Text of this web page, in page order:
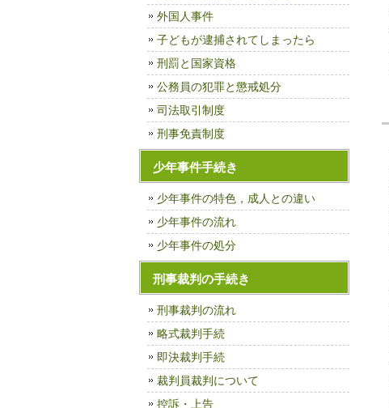
外国人事件
子どもが逮捕されてしまったら
刑罰と国家資格
公務員の犯罪と懲戒処分
司法取引制度
刑事免責制度
少年事件手続き
少年事件の特色，成人との違い
少年事件の流れ
少年事件の処分
刑事裁判の手続き
刑事裁判の流れ
略式裁判手続
即決裁判手続
裁判員裁判について
控訴・上告